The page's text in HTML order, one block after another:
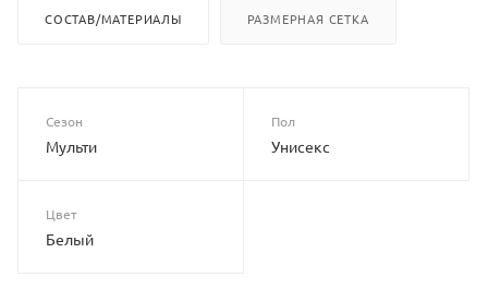
СОСТАВ/МАТЕРИАЛЫ РАЗМЕРНАЯ СЕТКА
Сезон
Мульти
Пол
Унисекс
Цвет
Белый